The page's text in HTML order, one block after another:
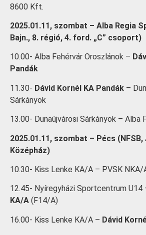
8600 Kft.
2025.01.11, szombat – Alba Regia
Bajn., 8. régió, 4. ford. „C” csoport)
10.00- Alba Fehérvár Oroszlánok –
Pandák
11.30- Dávid Kornél KA Pandák –
Sárkányok
13.00- Dunaújvárosi Sárkányok – Alba
2025.01.11, szombat – Pécs
Középház)
10.30- Kiss Lenke KA/A – PVSK NKA/
12.45- Nyíregyházi Sportcentrum U14
KA/A (F14/A)
16.00- Kiss Lenke KA/A – Dávid